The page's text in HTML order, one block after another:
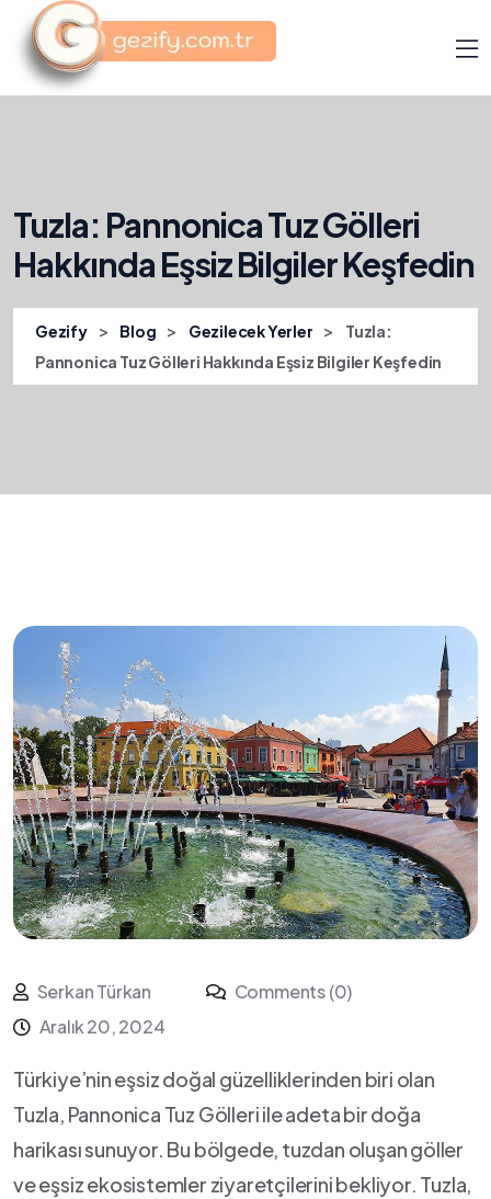
Tuzla: Pannonica Tuz Gölleri
Hakkında Eşsiz Bilgiler Keşfedin
Gezify > Blog > Gezilecek Yerler >
Tuzla:
Pannonica Tuz Gölleri Hakkında Eşsiz Bilgiler Keşfedin
Serkan Türkan
Comments (0)
Aralık 20, 2024
Türkiye’nin⁤ eşsiz doğal‌ güzelliklerinden biri olan
Tuzla, Pannonica Tuz Gölleri ile adeta bir doğa
harikası sunuyor. Bu bölgede, tuzdan oluşan göller
ve eşsiz ‍ekosistemler ziyaretçilerini bekliyor. Tuzla,